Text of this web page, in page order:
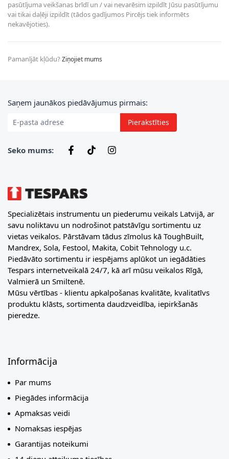
pasūtījuma veikšanas brīdī un / vai nevarēsim izpildīt Jūsu pasūtījumu
vai tikai daļēji izpildīt (tādos gadījumos Pircējs tiek informēts
nekavējoties).
Pamanījāt kļūdu?Ziņojiet mums
E-pasta adrese
Saņem jaunākos piedāvājumus pirmais:
Pierakstīties
Seko mums:
Specializētais instrumentu un piederumu veikals Latvijā, ar
savu noliktavu un nodrošinot patstāvīgu sortimentu uz
vietas veikalos. Pārstāvam tādus zīmolus kā ToughBuilt,
Mandrex, Sola, Festool, Makita, Cobit Tehnology u.c.
Piedāvāto sortimentu ir iespējams aplūkot un iegādāties
Tespars internetveikalā 24/7, kā arī mūsu veikalos Rīgā,
Valmierā un Smiltenē.
Mūsu vērtības - klientu apkalpošanas kvalitāte, kvalitatīvs
produktu klāsts, sortimenta daudzveidība, iepirkšanās
pieredze.
Informācija
Par mums
Piegādes informācija
Apmaksas veidi
Nomaksas iespējas
Garantijas noteikumi